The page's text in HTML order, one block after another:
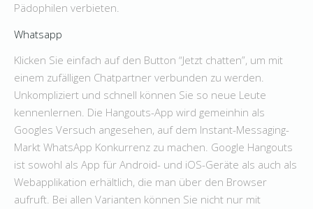
Pädophilen verbieten.
Whatsapp
Klicken Sie einfach auf den Button “Jetzt chatten”, um mit
einem zufälligen Chatpartner verbunden zu werden.
Unkompliziert und schnell können Sie so neue Leute
kennenlernen. Die Hangouts-App wird gemeinhin als
Googles Versuch angesehen, auf dem Instant-Messaging-
Markt WhatsApp Konkurrenz zu machen. Google Hangouts
ist sowohl als App für Android- und iOS-Geräte als auch als
Webapplikation erhältlich, die man über den Browser
aufruft. Bei allen Varianten können Sie nicht nur mit